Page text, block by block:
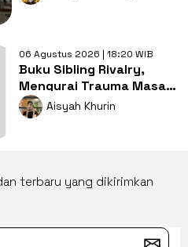
06 Agustus 2026 | 18:20 WIB
Buku Sibling Rivalry,
Mengurai Trauma Masa
Kecil dan Persaingan
Antarsaudara
Aisyah Khurin
terbaru yang dikirimkan